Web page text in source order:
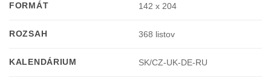
FORMÁT 142 x 204
ROZSAH 368 listov
KALENDÁRIUM SK/CZ-UK-DE-RU